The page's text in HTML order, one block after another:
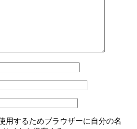
用するためブラウザーに自分の名